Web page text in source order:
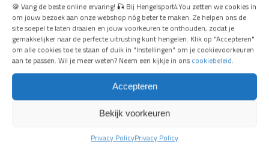
🍪 Vang de beste online ervaring! 🎣 Bij Hengelsport4You zetten we cookies in
om jouw bezoek aan onze webshop nóg beter te maken. Ze helpen ons de
site soepel te laten draaien en jouw voorkeuren te onthouden, zodat je
gemakkelijker naar de perfecte uitrusting kunt hengelen. Klik op "Accepteren"
om alle cookies toe te staan of duik in "Instellingen" om je cookievoorkeuren
aan te passen. Wil je meer weten? Neem een kijkje in ons cookiebeleid.
Accepteren
Bekijk voorkeuren
Privacy PolicyPrivacy Policy